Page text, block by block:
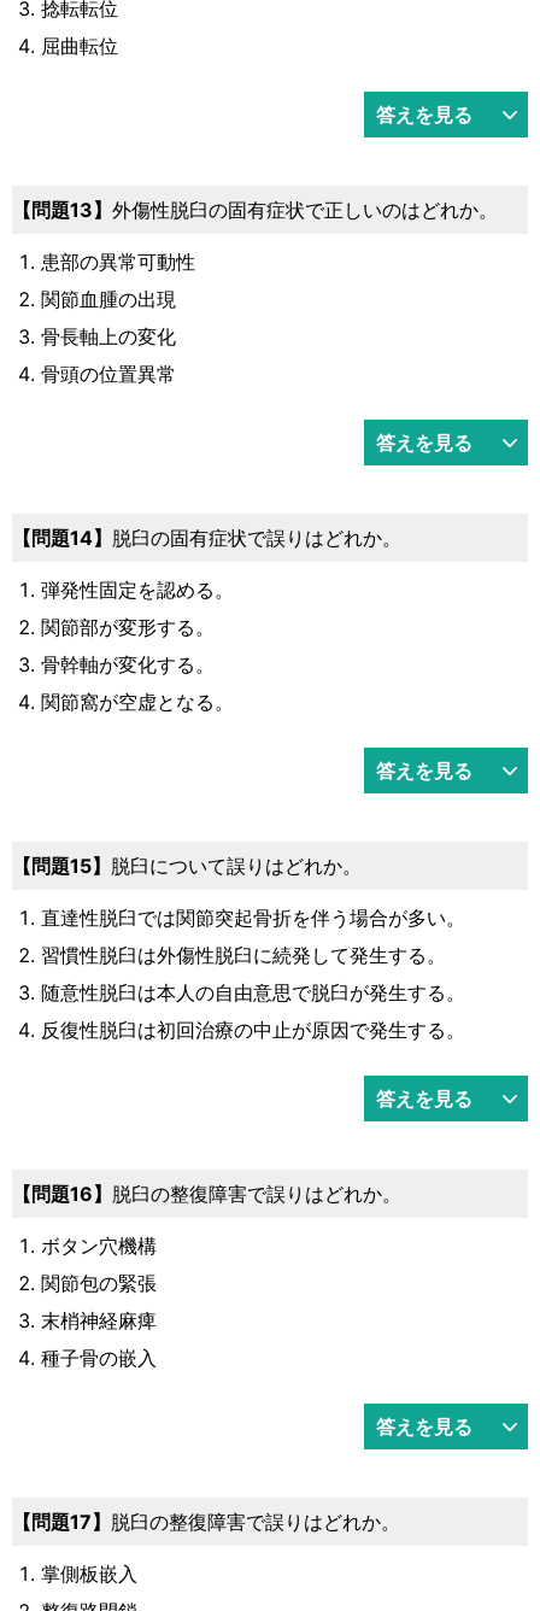
捻転転位
屈曲転位
答えを見る
問題13 外傷性脱臼の固有症状で正しいのはどれか。
患部の異常可動性
関節血腫の出現
骨長軸上の変化
骨頭の位置異常
答えを見る
問題14 脱臼の固有症状で誤りはどれか。
弾発性固定を認める。
関節部が変形する。
骨幹軸が変化する。
関節窩が空虚となる。
答えを見る
問題15 脱臼について誤りはどれか。
直達性脱臼では関節突起骨折を伴う場合が多い。
習慣性脱臼は外傷性脱臼に続発して発生する。
随意性脱臼は本人の自由意思で脱臼が発生する。
反復性脱臼は初回治療の中止が原因で発生する。
答えを見る
問題16 脱臼の整復障害で誤りはどれか。
ボタン穴機構
関節包の緊張
末梢神経麻痺
種子骨の嵌入
答えを見る
問題17 脱臼の整復障害で誤りはどれか。
掌側板嵌入